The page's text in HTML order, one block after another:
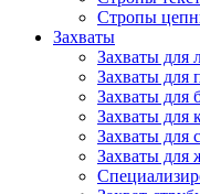
Стропы
Захваты
Захваты для
Захваты для
Захваты для
Захваты для
Захваты для
Захваты для